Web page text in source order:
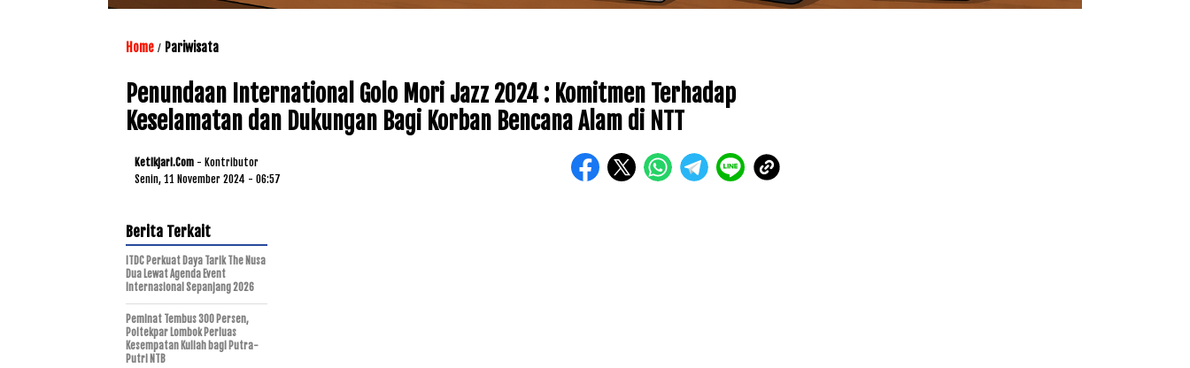
Home / Pariwisata
Penundaan International Golo Mori Jazz 2024 : Komitmen Terhadap
Keselamatan dan Dukungan Bagi Korban Bencana Alam di NTT
Ketikjari.com - Kontributor
Senin, 11 November 2024 - 06:57
Berita Terkait
ITDC Perkuat Daya Tarik The Nusa
Dua Lewat Agenda Event
Internasional Sepanjang 2026
Peminat Tembus 300 Persen,
Poltekpar Lombok Perluas
Kesempatan Kuliah bagi Putra-
Putri NTB